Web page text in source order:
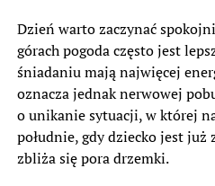
Dzień warto zaczynać
górach pogoda często jest
śniadaniu mają najwięcej
oznacza jednak nerwowej
o unikanie sytuacji, w której
południe, gdy dziecko jest już
zbliża się pora drzemki.